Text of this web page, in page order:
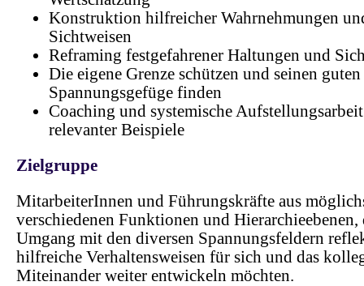
Konstruktion hilfreicher Wahrnehmungen
Sichtweisen
Reframing festgefahrener Haltungen und
Die eigene Grenze schützen und seinen
Spannungsgefüge finden
Coaching und systemische
relevanter Beispiele
Zielgruppe
MitarbeiterInnen und Führungskräfte aus
verschiedenen Funktionen und Hierarchieebenen,
Umgang mit den diversen Spannungsfeldern
hilfreiche Verhaltensweisen für sich und das
Miteinander weiter entwickeln möchten.